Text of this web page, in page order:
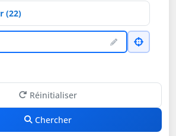
Réinitialiser
Chercher